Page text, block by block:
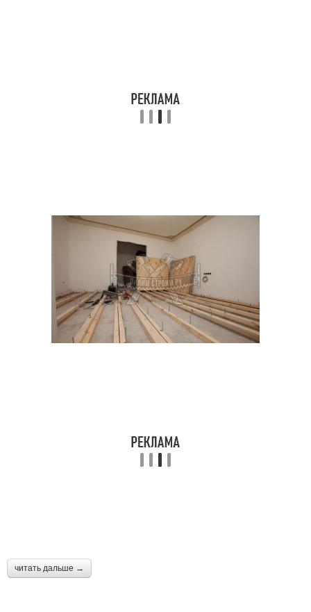
читать дальше →